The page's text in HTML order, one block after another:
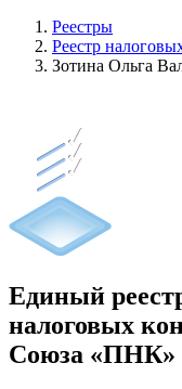
Реестры
Реестр
Зотина Ольга
Единый
налоговых
Союза «ПНК»